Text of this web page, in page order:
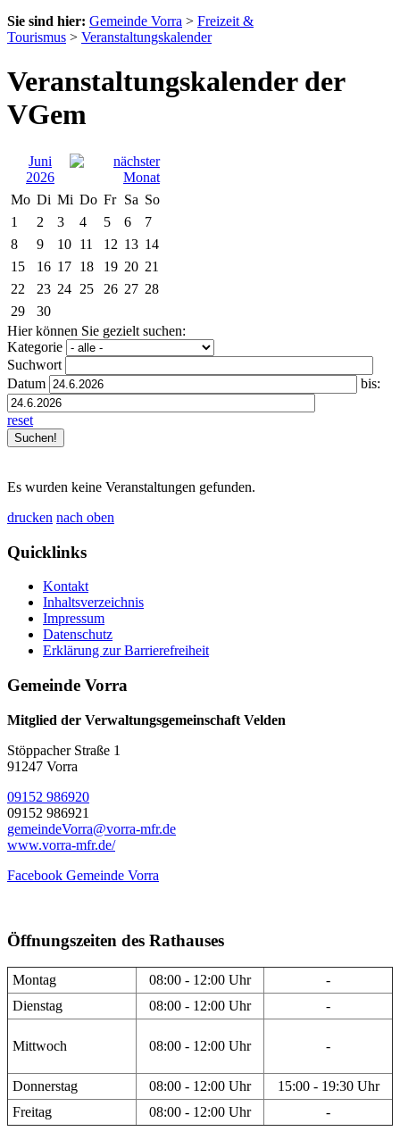
Sie sind hier: Gemeinde Vorra > Freizeit &
Tourismus > Veranstaltungskalender
Veranstaltungskalender der
VGem
Juni
2026
Mo Di Mi Do Fr Sa So
1
2 3 4 5 6
7
8
9 10 11 12 13 14
15
16 17 18 19 20 21
22
23 24 25 26 27 28
29
30
Hier können Sie gezielt suchen:
Kategorie
Suchwort
Datum
bis:
reset
Es wurden keine Veranstaltungen gefunden.
drucken nach oben
Quicklinks
Kontakt
Inhaltsverzeichnis
Impressum
Datenschutz
Erklärung zur Barrierefreiheit
Gemeinde Vorra
Mitglied der Verwaltungsgemeinschaft Velden
Stöppacher Straße 1
91247 Vorra
09152 986920
09152 986921
gemeindeVorra@vorra-mfr.de
www.vorra-mfr.de/
Facebook Gemeinde Vorra
Öffnungszeiten des Rathauses
Montag 08:00 - 12:00 Uhr
-
Dienstag
08:00 - 12:00 Uhr -
Mittwoch 08:00 - 12:00 Uhr -
Donnerstag 08:00 - 12:00 Uhr
15:00 - 19:30 Uhr
Freitag
08:00 - 12:00 Uhr -